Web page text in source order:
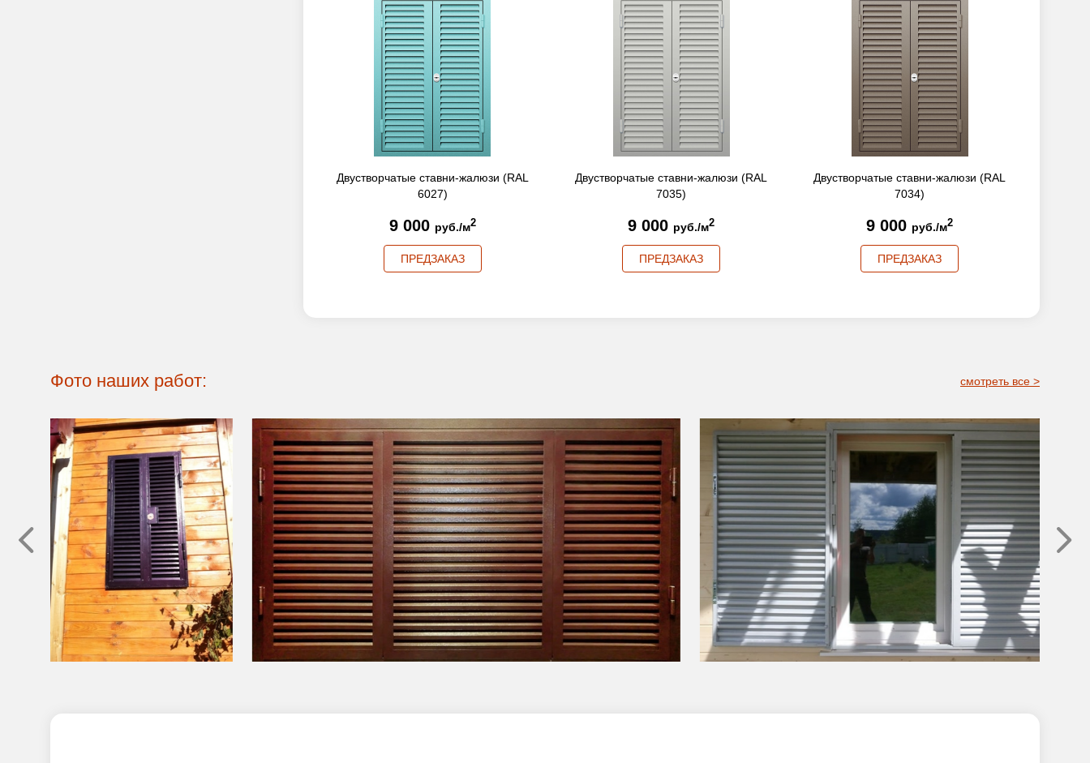
Двустворчатые ставни-жалюзи (RAL
6027)
9 000 руб./м2
ПРЕДЗАКАЗ
Двустворчатые ставни-жалюзи (RAL
7035)
9 000 руб./м2
ПРЕДЗАКАЗ
Двустворчатые ставни-жалюзи (RAL
7034)
9 000 руб./м2
ПРЕДЗАКАЗ
Фото наших работ: смотреть все >